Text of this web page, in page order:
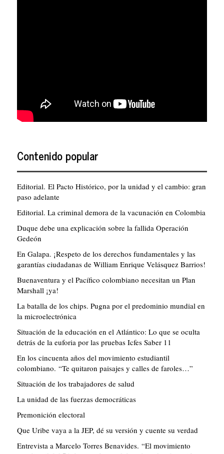
Contenido popular
Editorial. El Pacto Histórico, por la unidad y el cambio: gran
paso adelante
Editorial. La criminal demora de la vacunación en Colombia
Duque debe una explicación sobre la fallida Operación
Gedeón
En Galapa. ¡Respeto de los derechos fundamentales y las
garantías ciudadanas de William Enrique Velásquez Barrios!
Buenaventura y el Pacífico colombiano necesitan un Plan
Marshall ¡ya!
La batalla de los chips. Pugna por el predominio mundial en
la microelectrónica
Situación de la educación en el Atlántico: Lo que se oculta
detrás de la euforia por las pruebas Icfes Saber 11
En los cincuenta años del movimiento estudiantil
colombiano. “Te quitaron paisajes y calles de faroles…”
Situación de los trabajadores de salud
La unidad de las fuerzas democráticas
Premonición electoral
Que Uribe vaya a la JEP, dé su versión y cuente su verdad
Entrevista a Marcelo Torres Benavides. “El movimiento